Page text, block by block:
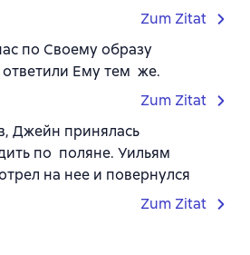
Zum Zitat
по Своему образу
Ему тем же.
Zum Zitat
Джейн принялась
по поляне. Уильям
на нее и повернулся
Zum Zitat